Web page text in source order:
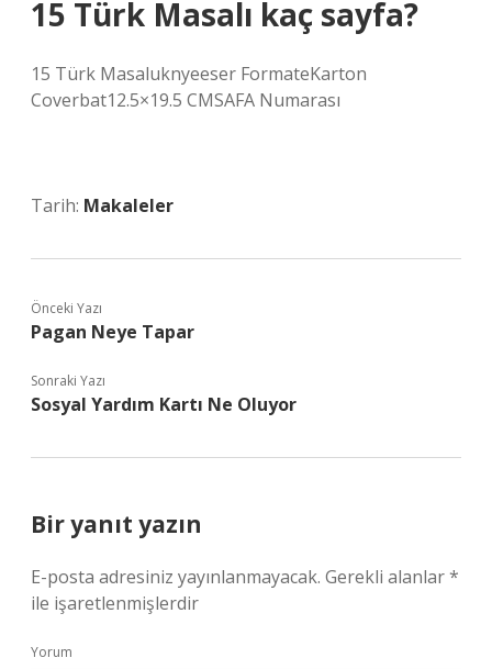
15 Türk Masalı kaç sayfa?
15 Türk Masaluknyeeser FormateKarton
Coverbat12.5×19.5 CMSAFA Numarası
Tarih: Makaleler
Önceki Yazı
Pagan Neye Tapar
Sonraki Yazı
Sosyal Yardım Kartı Ne Oluyor
Bir yanıt yazın
E-posta adresiniz yayınlanmayacak. Gerekli alanlar*
ile işaretlenmişlerdir
Yorum